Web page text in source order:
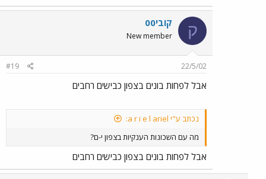
ק קובי00
New member
22/5/02
#19
אבל לפחות בונים בצפון כבישים רחבים
נכתב ע"י a r i e l ariel:
מה עם השכונות הענקיות בצפון י-ם?
אבל לפחות בונים בצפון כבישים רחבים